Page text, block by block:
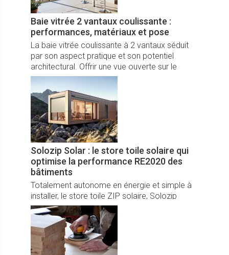
Baie vitrée 2 vantaux coulissante :
performances, matériaux et pose
La baie vitrée coulissante à 2 vantaux séduit
par son aspect pratique et son potentiel
architectural. Offrir une vue ouverte sur le
jardin, le patio ou la terrasse, tout en favorisant
l’entrée de lumière naturelle, voilà l’un de ses
principaux atouts.
Solozip Solar : le store toile solaire qui
optimise la performance RE2020 des
bâtiments
Totalement autonome en énergie et simple à
installer, le store toile ZIP solaire, Solozip
Solar, de Griesser répond aux exigences de la
RE2020 en réduisant les besoins énergétiques
du bâtiment, tout en offrant une protection
solaire performante, durable et fabriquée en
France.